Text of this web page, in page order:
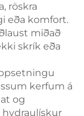
röskra
eða komfort.
miðað
skrík eða
kerfum á
og